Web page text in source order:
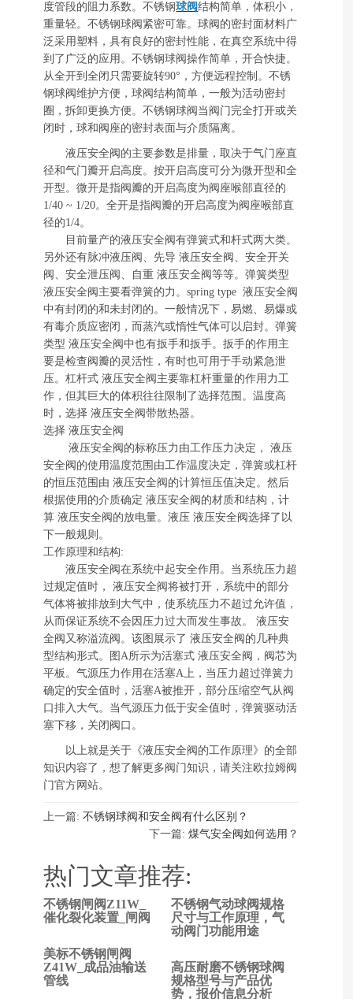
度管段的阻力系数。不锈钢球阀结构简单，体积小，
重量轻。不锈钢球阀紧密可靠。球阀的密封面材料广
泛采用塑料，具有良好的密封性能，在真空系统中得
到了广泛的应用。不锈钢球阀操作简单，开合快捷。
从全开到全闭只需要旋转90°，方便远程控制。不锈
钢球阀维护方便，球阀结构简单，一般为活动密封
圈，拆卸更换方便。不锈钢球阀当阀门完全打开或关
闭时，球和阀座的密封表面与介质隔离。
液压安全阀的主要参数是排量，取决于气门座直
径和气门瓣开启高度。按开启高度可分为微开型和全
开型。微开是指阀瓣的开启高度为阀座喉部直径的
1/40 ~ 1/20。全开是指阀瓣的开启高度为阀座喉部直
径的1/4。
目前量产的液压安全阀有弹簧式和杆式两大类。
另外还有脉冲液压阀、先导 液压安全阀、安全开关
阀、安全泄压阀、自重 液压安全阀等等。弹簧类型
液压安全阀主要看弹簧的力。spring type 液压安全阀
中有封闭的和未封闭的。一般情况下，易燃、易爆或
有毒介质应密闭，而蒸汽或惰性气体可以启封。弹簧
类型 液压安全阀中也有扳手和扳手。扳手的作用主
要是检查阀瓣的灵活性，有时也可用于手动紧急泄
压。杠杆式 液压安全阀主要靠杠杆重量的作用力工
作，但其巨大的体积往往限制了选择范围。温度高
时，选择 液压安全阀带散热器。
选择 液压安全阀
液压安全阀的标称压力由工作压力决定， 液压
安全阀的使用温度范围由工作温度决定，弹簧或杠杆
的恒压范围由 液压安全阀的计算恒压值决定。然后
根据使用的介质确定 液压安全阀的材质和结构，计
算 液压安全阀的放电量。液压 液压安全阀选择了以
下一般规则。
工作原理和结构:
液压安全阀在系统中起安全作用。当系统压力超
过规定值时， 液压安全阀将被打开，系统中的部分
气体将被排放到大气中，使系统压力不超过允许值，
从而保证系统不会因压力过大而发生事故。 液压安
全阀又称溢流阀。该图展示了 液压安全阀的几种典
型结构形式。图A所示为活塞式 液压安全阀，阀芯为
平板。气源压力作用在活塞A上，当压力超过弹簧力
确定的安全值时，活塞A被推开，部分压缩空气从阀
口排入大气。当气源压力低于安全值时，弹簧驱动活
塞下移，关闭阀口。
以上就是关于《液压安全阀的工作原理》的全部
知识内容了，想了解更多阀门知识，请关注欧拉姆阀
门官方网站。
上一篇: 不锈钢球阀和安全阀有什么区别？
下一篇: 煤气安全阀如何选用？
热门文章推荐:
不锈钢闸阀Z11W_
催化裂化装置_闸阀
美标不锈钢闸阀
Z41W_成品油输送
管线
不锈钢气动球阀规格
尺寸与工作原理，气
动阀门功能用途
高压耐磨不锈钢球阀
规格型号与产品优
势，报价信息分析
上一
篇:
钢球
阀和